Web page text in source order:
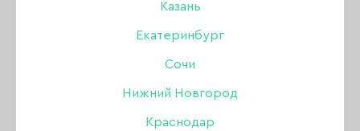
Казань
Екатеринбург
Сочи
Нижний Новгород
Краснодар